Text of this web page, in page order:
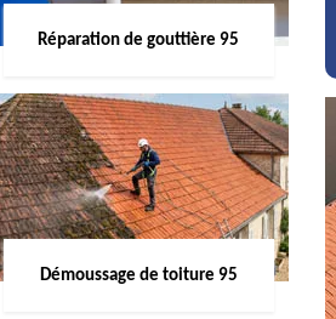
Réparation de gouttière 95
Démoussage de toiture 95